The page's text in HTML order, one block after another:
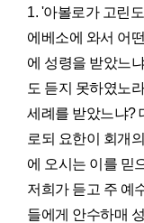
1. '아볼로가 고린
에베소에 와서 어
에 성령을 받았느
도 듣지 못하였노
세례를 받았느냐?
로되 요한이 회개
에 오시는 이를 믿
저희가 듣고 주 예
들에게 안수하매